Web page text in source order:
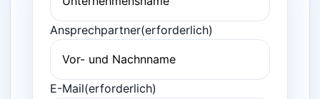
Ansprechpartner(erforderlich)
E-Mail(erforderlich)